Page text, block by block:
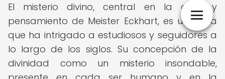
El misterio divino, central en la obra y
pensamiento de Meister Eckhart, es un tema
que ha intrigado a estudiosos y seguidores a
lo largo de los siglos. Su concepción de la
divinidad como un misterio insondable,